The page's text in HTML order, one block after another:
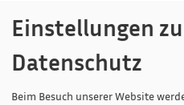
Einstellungen
Datenschutz
Beim Besuch unserer Website